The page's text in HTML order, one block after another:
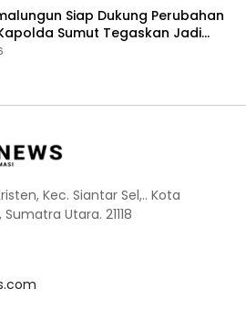
Siap Dukung Perubahan
Sumut Tegaskan Jadi
Profesionalisme dan
Kec. Siantar Sel,.. Kota
Utara. 21118